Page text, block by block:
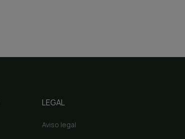
LEGAL
Aviso legal